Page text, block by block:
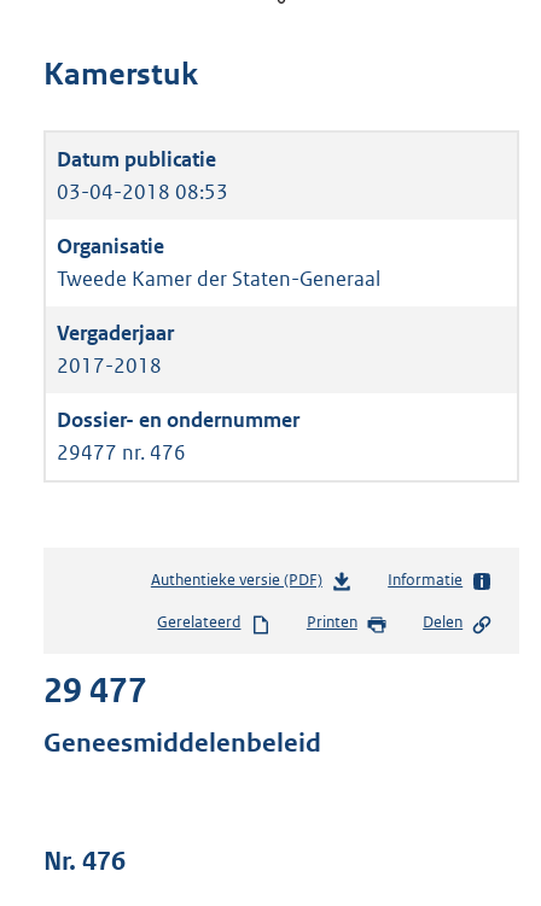
Kamerstuk
03-04-2018 08:53
Tweede Kamer der Staten-Generaal
2017-2018
29477 nr. 476
Authentieke versie (PDF)b
s
Informatie
Gerelateerd Printen Delen
29 477
Geneesmiddelenbeleid
Nr. 476